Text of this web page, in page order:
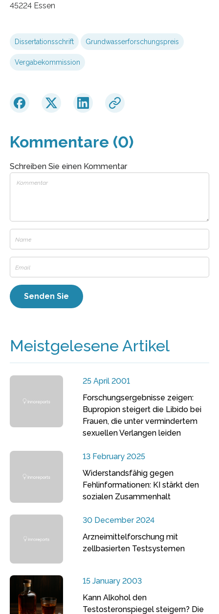
45224 Essen
Dissertationsschrift Grundwasserforschungspreis
Vergabekommission
Kommentare (0)
Schreiben Sie einen Kommentar
Meistgelesene Artikel
25 April 2001
Forschungsergebnisse zeigen:
Bupropion steigert die Libido bei
Frauen, die unter vermindertem
sexuellen Verlangen leiden
13 February 2025
Widerstandsfähig gegen
Fehlinformationen: KI stärkt den
sozialen Zusammenhalt
30 December 2024
Arzneimittelforschung mit
zellbasierten Testsystemen
15 January 2003
Kann Alkohol den
Testosteronspiegel steigern? Die